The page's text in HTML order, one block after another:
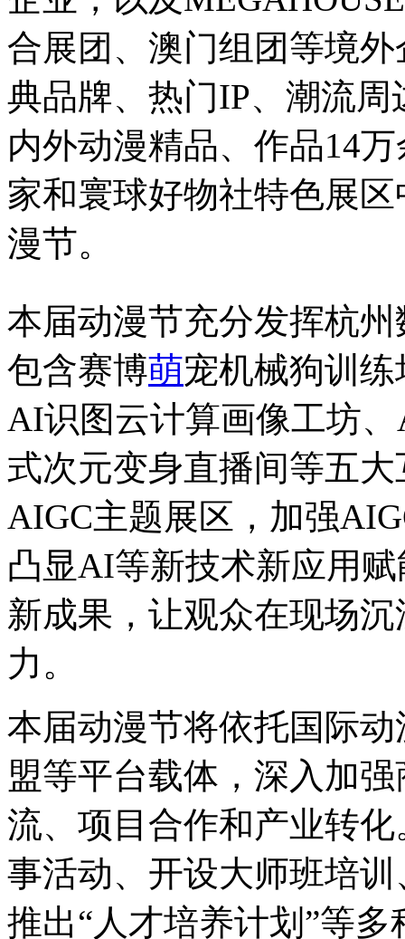
合展团、澳门组团等境
典品牌、热门IP、潮流
内外动漫精品、作品14
家和寰球好物社特色展
漫节。
本届动漫节充分发挥杭
包含赛博萌宠机械狗训
AI识图云计算画像工坊
式次元变身直播间等五
AIGC主题展区，加强
凸显AI等新技术新应用
新成果，让观众在现场
力。
本届动漫节将依托国际
盟等平台载体，深入加
流、项目合作和产业转
事活动、开设大师班培
推出“人才培养计划”等